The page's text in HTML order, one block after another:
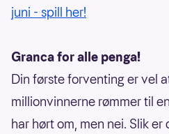
juni - spill her!
Granca for alle penga!
Din første forventing er vel
millionvinnerne rømmer til
har hørt om, men nei. Slik